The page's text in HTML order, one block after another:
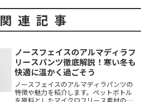
関連記事
ノースフェイスのアルマディラフ
リースパンツ徹底解説！寒い冬も
快適に温かく過ごそう
ノースフェイスのアルマディラパンツの
特徴や魅力を紹介します。ペットボトル